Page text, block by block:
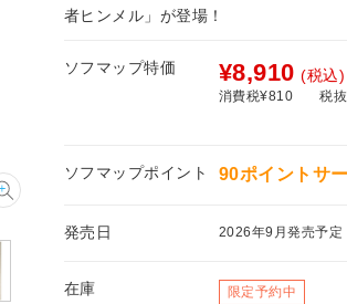
者ヒンメル」が登場！
ソフマップ特価 ¥8,910 (税込)
消費税¥810 税
ソフマップポイント 90ポイントサ
発売日 2026年9月発売予定
在庫 限定予約中